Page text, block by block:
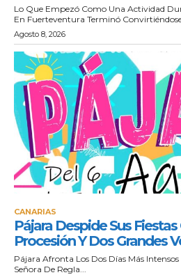
Lo Que Empezó Como Una Actividad
En Fuerteventura Terminó Convirtiéndose
Agosto 8, 2026
CANARIAS
Pájara Despide Sus Fiestas
Procesión Y Dos Grandes
Pájara Afronta Los Dos Días Más Intensos
Señora De Regla...